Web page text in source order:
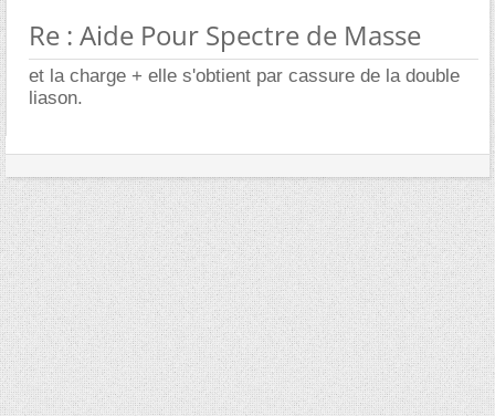
Re : Aide Pour Spectre de Masse
et la charge + elle s'obtient par cassure de la double
liason.